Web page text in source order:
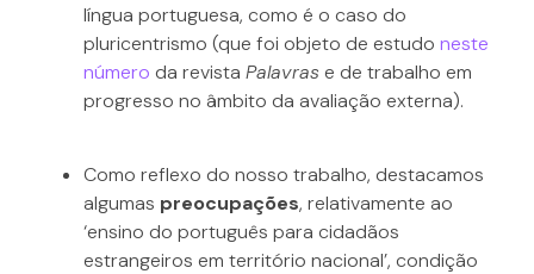
língua portuguesa, como é o caso do
pluricentrismo (que foi objeto de estudo neste
número da revista Palavras e de trabalho em
progresso no âmbito da avaliação externa).
Como reflexo do nosso trabalho, destacamos
algumas preocupações, relativamente ao
‘ensino do português para cidadãos
estrangeiros em território nacional’, condição